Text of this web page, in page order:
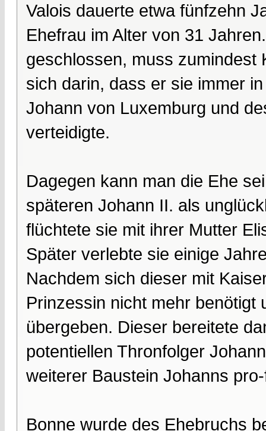
Valois dauerte etwa fünfzehn
Ehefrau im Alter von 31
geschlossen, muss zumindest
sich darin, dass er sie immer
Johann von Luxemburg und
verteidigte.
Dagegen kann man die Ehe
späteren Johann II. als
flüchtete sie mit ihrer Mutter
Später verlebte sie einige
Nachdem sich dieser mit
Prinzessin nicht mehr benötigt
übergeben. Dieser bereitete
potentiellen Thronfolger
weiterer Baustein Johanns
Bonne wurde des Ehebruchs